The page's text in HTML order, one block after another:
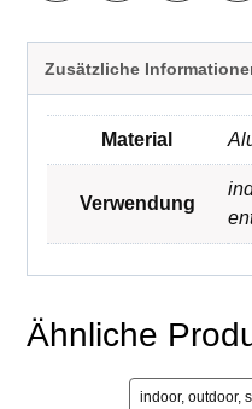
Zusätzliche
Material
Verwendung
Ähnliche
indoor, outdoor,